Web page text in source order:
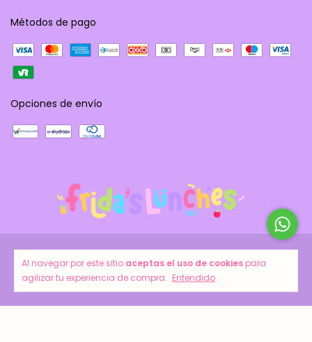
Al navegar por este sitio aceptas el uso de cookies para
agilizar tu experiencia de compra. Entendido
Métodos de pago
Opciones de envío